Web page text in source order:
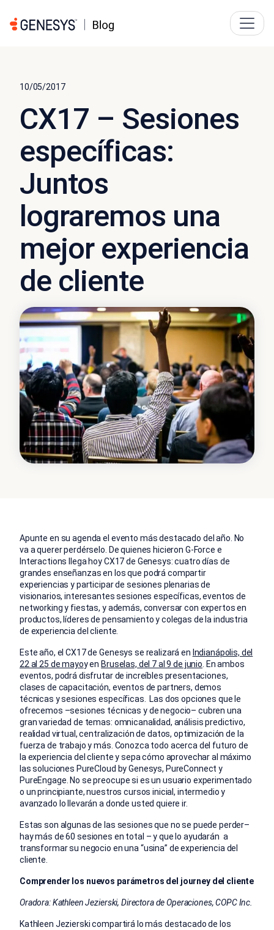
10/05/2017
CX17 – Sesiones
específicas:
Juntos
lograremos una
mejor experiencia
de cliente
Apunte en su agenda el evento más destacado del año. No
va a querer perdérselo. De quienes hicieron G-Force e
Interactions llega hoy CX17 de Genesys: cuatro días de
grandes enseñanzas en los que podrá compartir
experiencias y participar de sesiones plenarias de
visionarios, interesantes sesiones específicas, eventos de
networking y fiestas, y además, conversar con expertos en
productos, líderes de pensamiento y colegas de la industria
de experiencia del cliente.
Este año, el CX17 de Genesys se realizará en Indianápolis, del
22 al 25 de mayoy en Bruselas, del 7 al 9 de junio. En ambos
eventos, podrá disfrutar de increíbles presentaciones,
clases de capacitación, eventos de partners, demos
técnicas y sesiones específicas. Las dos opciones que le
ofrecemos –sesiones técnicas y de negocio– cubren una
gran variedad de temas: omnicanalidad, análisis predictivo,
realidad virtual, centralización de datos, optimización de la
fuerza de trabajo y más. Conozca todo acerca del futuro de
la experiencia del cliente y sepa cómo aprovechar al máximo
las soluciones PureCloud by Genesys, PureConnect y
PureEngage. No se preocupe si es un usuario experimentado
o un principiante, nuestros cursos inicial, intermedio y
avanzado lo llevarán a donde usted quiere ir.
Estas son algunas de las sesiones que no se puede perder–
hay más de 60 sesiones en total – y que lo ayudarán a
transformar su negocio en una “usina” de experiencia del
cliente.
Comprender los nuevos parámetros del journey del cliente
Oradora: Kathleen Jezierski, Directora de Operaciones, COPC Inc.
Kathleen Jezierski compartirá lo más destacado de los